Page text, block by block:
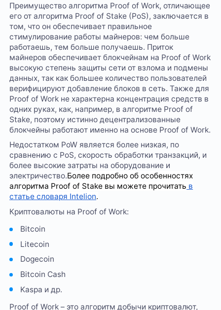
Преимущество алгоритма Proof of Work, отличающее
его от алгоритма Proof of Stake (PoS), заключается в
том, что он обеспечивает правильное
стимулирование работы майнеров: чем больше
работаешь, тем больше получаешь. Приток
майнеров обеспечивает блокчейнам на Proof of Work
высокую степень защиты сети от взлома и подмены
данных, так как большее количество пользователей
верифицируют добавление блоков в сеть. Также для
Proof of Work не характерна концентрация средств в
одних руках, как, например, в алгоритме Proof of
Stake, поэтому истинно децентрализованные
блокчейны работают именно на основе Proof of Work.
Недостатком PoW является более низкая, по
сравнению с PoS, скорость обработки транзакций, и
более высокие затраты на оборудование и
электричество.Более подробно об особенностях
алгоритма Proof of Stake вы можете прочитать в
статье словаря Intelion.
Криптовалюты на Proof of Work:
Bitcoin
Litecoin
Dogecoin
Bitcoin Cash
Kaspa и др.
Proof of Work – это алгоритм добычи криптовалют,